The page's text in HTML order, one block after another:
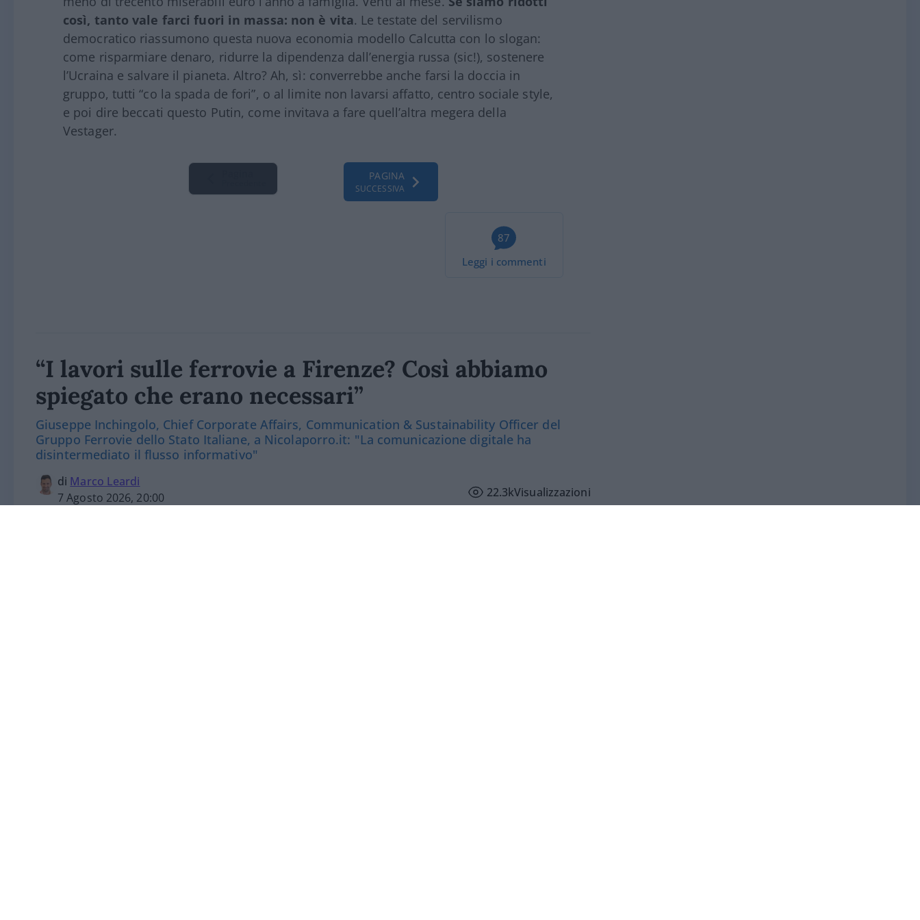
così, tanto vale farci fuori in massa: non è vita. Le testate del servilismo
democratico riassumono questa nuova economia modello Calcutta con lo slogan:
come risparmiare denaro, ridurre la dipendenza dall’energia russa (sic!), sostenere
l’Ucraina e salvare il pianeta. Altro? Ah, sì: converrebbe anche farsi la doccia in
gruppo, tutti “co la spada de fori”, o al limite non lavarsi affatto, centro sociale style,
e poi dire beccati questo Putin, come invitava a fare quell’altra megera della
Vestager.
PAGINA
SUCCESSIVA
87
Leggi i commenti
“I lavori sulle ferrovie a Firenze? Così abbiamo
spiegato che erano necessari”
Giuseppe Inchingolo, Chief Corporate Affairs, Communication & Sustainability Officer del
Gruppo Ferrovie dello Stato Italiane, a Nicolaporro.it: "La comunicazione digitale ha
disintermediato il flusso informativo"
di Marco Leardi
7 Agosto 2026, 20:00
22.3kVisualizzazioni